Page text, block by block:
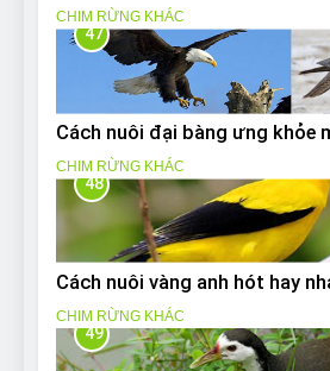
CHIM RỪNG KHÁC
47
Cách nuôi đại bàng ưng khỏe
CHIM RỪNG KHÁC
48
Cách nuôi vàng anh hót hay
CHIM RỪNG KHÁC
49